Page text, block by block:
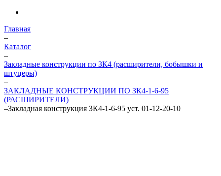
Главная
–
Каталог
–
Закладные конструкции по ЗК4 (расширители, бобышки и
штуцеры)
–
ЗАКЛАДНЫЕ КОНСТРУКЦИИ ПО ЗК4-1-6-95
(РАСШИРИТЕЛИ)
–Закладная конструкция ЗК4-1-6-95 уст. 01-12-20-10